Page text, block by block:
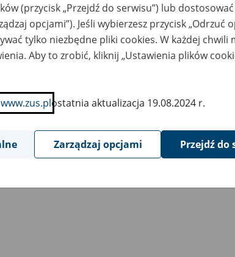
(przycisk „Przejdź do serwisu”) lub
opcjami”). Jeśli wybierzesz przycisk „Odrzuć
tylko niezbędne pliki cookies. W każdej chwili
Aby to zrobić, kliknij „Ustawienia plików
ostatnia aktualizacja 19.08.2024 r.
Zarządzaj opcjami Przejdź do